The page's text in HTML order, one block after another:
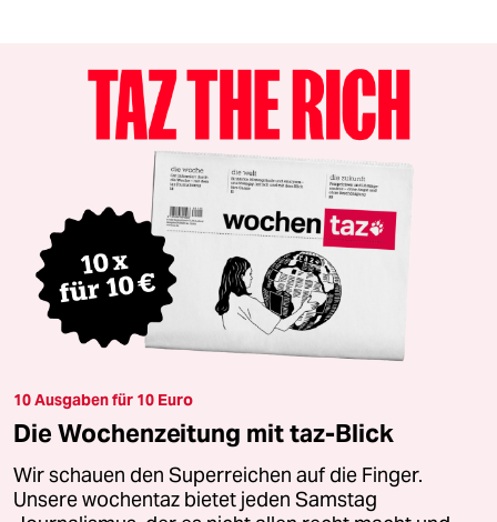
10 Ausgaben für 10 Euro
Die Wochenzeitung mit taz-Blick
Wir schauen den Superreichen auf die Finger.
Unsere wochentaz bietet jeden Samstag